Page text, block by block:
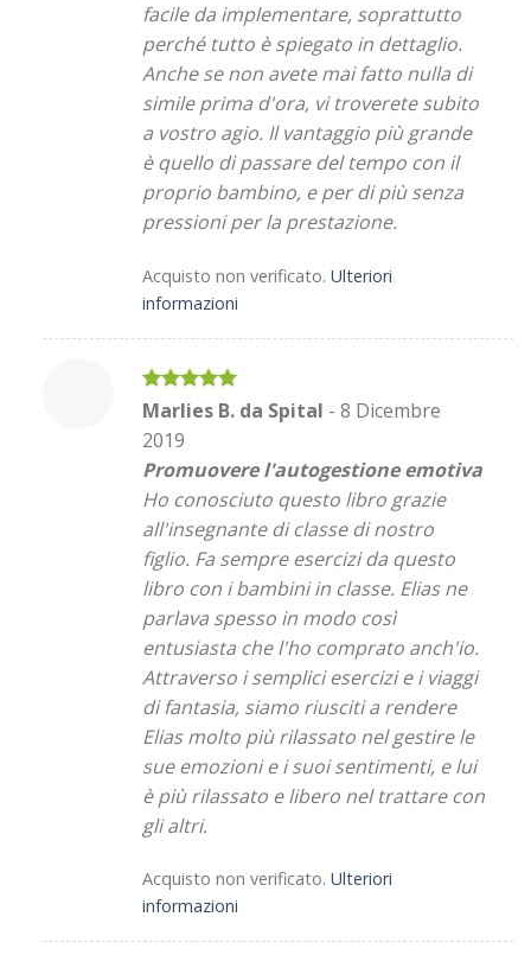
facile da implementare, soprattutto
perché tutto è spiegato in dettaglio.
Anche se non avete mai fatto nulla di
simile prima d'ora, vi troverete subito
a vostro agio. Il vantaggio più grande
è quello di passare del tempo con il
proprio bambino, e per di più senza
pressioni per la prestazione.
Acquisto non verificato. Ulteriori
informazioni
Valutato 5
su 5
Marlies B. da Spital - 8 Dicembre
2019
Promuovere l'autogestione emotiva
Ho conosciuto questo libro grazie
all'insegnante di classe di nostro
figlio. Fa sempre esercizi da questo
libro con i bambini in classe. Elias ne
parlava spesso in modo così
entusiasta che l'ho comprato anch'io.
Attraverso i semplici esercizi e i viaggi
di fantasia, siamo riusciti a rendere
Elias molto più rilassato nel gestire le
sue emozioni e i suoi sentimenti, e lui
è più rilassato e libero nel trattare con
gli altri.
Acquisto non verificato. Ulteriori
informazioni